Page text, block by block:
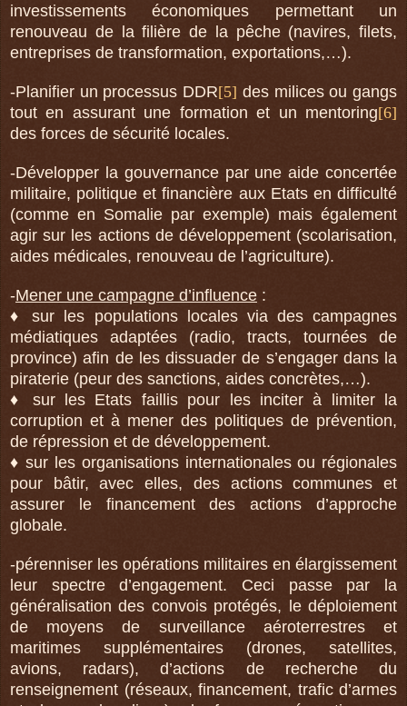
investissements économiques permettant un
renouveau de la filière de la pêche (navires, filets,
entreprises de transformation, exportations,…).
-Planifier un processus DDR[5] des milices ou gangs
tout en assurant une formation et un mentoring[6]
des forces de sécurité locales.
-Développer la gouvernance par une aide concertée
militaire, politique et financière aux Etats en difficulté
(comme en Somalie par exemple) mais également
agir sur les actions de développement (scolarisation,
aides médicales, renouveau de l’agriculture).
-Mener une campagne d’influence :
♦ sur les populations locales via des campagnes
médiatiques adaptées (radio, tracts, tournées de
province) afin de les dissuader de s’engager dans la
piraterie (peur des sanctions, aides concrètes,…).
♦ sur les Etats faillis pour les inciter à limiter la
corruption et à mener des politiques de prévention,
de répression et de développement.
♦ sur les organisations internationales ou régionales
pour bâtir, avec elles, des actions communes et
assurer le financement des actions d’approche
globale.
-pérenniser les opérations militaires en élargissement
leur spectre d’engagement. Ceci passe par la
généralisation des convois protégés, le déploiement
de moyens de surveillance aéroterrestres et
maritimes supplémentaires (drones, satellites,
avions, radars), d’actions de recherche du
renseignement (réseaux, financement, trafic d’armes